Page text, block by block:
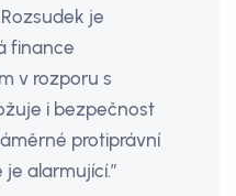
je
finance
v rozporu s
i bezpečnost
protiprávní
alarmující.”